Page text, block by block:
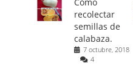
recolectar
semillas de
calabaza.
7 octubre, 2018
4